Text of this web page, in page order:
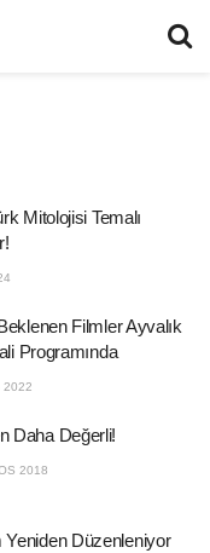
Mitolojisi Temalı
Filmler Ayvalık
Programında
2022
Daha Değerli!
2018
Yeniden Düzenleniyor